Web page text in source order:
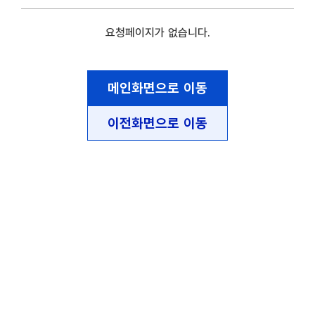
요청페이지가 없습니다.
메인화면으로 이동
이전화면으로 이동